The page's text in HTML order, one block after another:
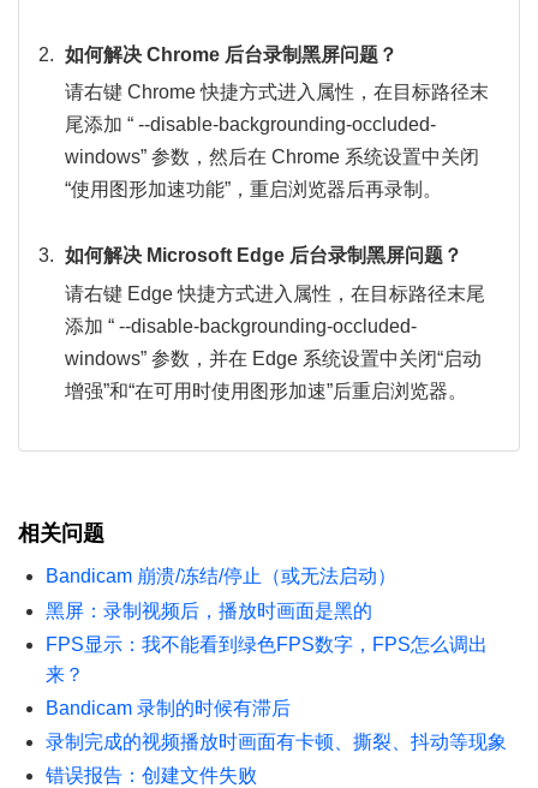
如何解决 Chrome 后台录制黑屏问题？
请右键 Chrome 快捷方式进入属性，在目标路径末
尾添加 “ --disable-backgrounding-occluded-
windows” 参数，然后在 Chrome 系统设置中关闭
“使用图形加速功能”，重启浏览器后再录制。
如何解决 Microsoft Edge 后台录制黑屏问题？
请右键 Edge 快捷方式进入属性，在目标路径末尾
添加 “ --disable-backgrounding-occluded-
windows” 参数，并在 Edge 系统设置中关闭“启动
增强”和“在可用时使用图形加速”后重启浏览器。
相关问题
Bandicam 崩溃/冻结/停止（或无法启动）
黑屏：录制视频后，播放时画面是黑的
FPS显示：我不能看到绿色FPS数字，FPS怎么调出
来？
Bandicam 录制的时候有滞后
录制完成的视频播放时画面有卡顿、撕裂、抖动等现象
错误报告：创建文件失败